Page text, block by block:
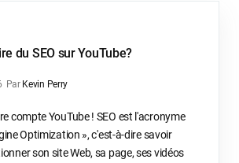
du SEO sur YouTube?
Par Kevin Perry
compte YouTube ! SEO est l'acronyme
Optimization », c'est-à-dire savoir
son site Web, sa page, ses vidéos